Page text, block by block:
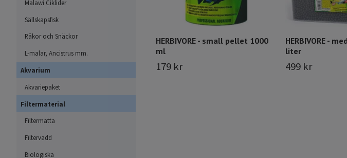
Malawi Ciklider
Sällskapsfisk
Räkor och Snäckor
L-malar, Ancistrus mm.
Akvarium
Akvariepaket
Filtermaterial
Filtermatta
Filtervadd
Biologiska
HERBIVORE - small pellet 1000
ml
179 kr
HERBIVORE -
liter
499 kr